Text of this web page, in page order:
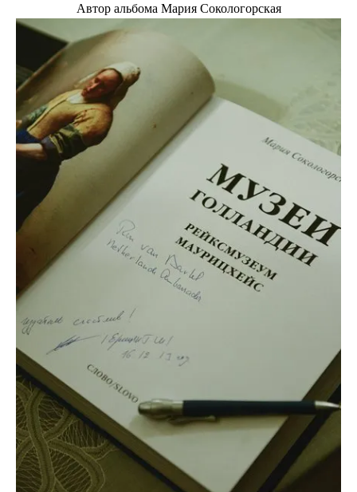
Автор альбома Мария Сокологорская